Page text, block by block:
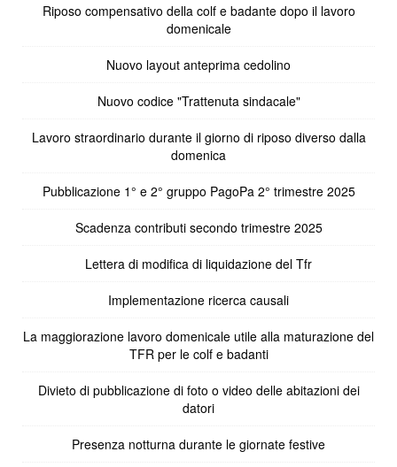
Riposo compensativo della colf e badante dopo il lavoro
domenicale
Nuovo layout anteprima cedolino
Nuovo codice "Trattenuta sindacale"
Lavoro straordinario durante il giorno di riposo diverso dalla
domenica
Pubblicazione 1° e 2° gruppo PagoPa 2° trimestre 2025
Scadenza contributi secondo trimestre 2025
Lettera di modifica di liquidazione del Tfr
Implementazione ricerca causali
La maggiorazione lavoro domenicale utile alla maturazione del
TFR per le colf e badanti
Divieto di pubblicazione di foto o video delle abitazioni dei
datori
Presenza notturna durante le giornate festive